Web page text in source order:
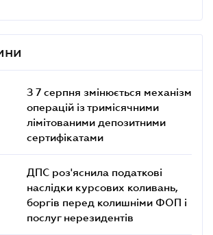
З 7 серпня змінюється механізм
операцій із тримісячними
лімітованими депозитними
сертифікатами
ДПС роз'яснила податкові
наслідки курсових коливань,
боргів перед колишніми ФОП і
послуг нерезидентів